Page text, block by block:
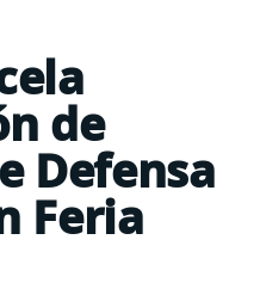
de
Defensa
Feria